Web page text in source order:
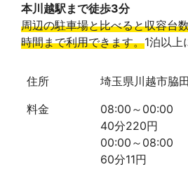
本川越駅まで徒歩3分
周辺の駐車場と比べると収容台
時間まで利用できます。1泊以上
住所
埼玉県川越市脇
料金
08:00～00:00
40分220円
00:00～08:00
60分11円